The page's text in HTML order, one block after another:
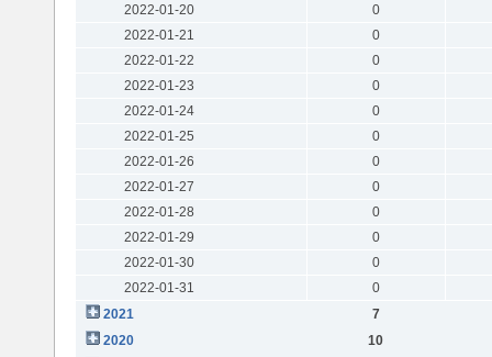
2022-01-20
0
2022-01-21
0
2022-01-22
0
2022-01-23
0
2022-01-24
0
2022-01-25
0
2022-01-26
0
2022-01-27
0
2022-01-28
0
2022-01-29
0
2022-01-30
0
2022-01-31
0
2021
7
2020
10